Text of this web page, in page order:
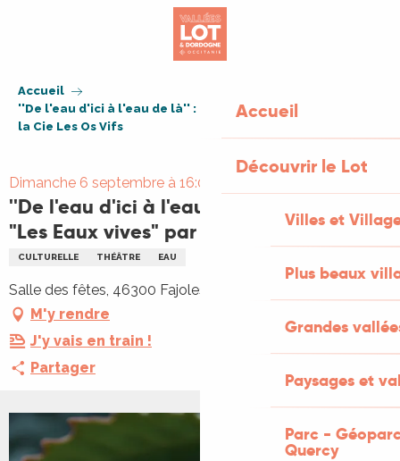
Accueil
Découvrir le Lot
Villes et
Plus beaux
Grandes
Paysages et
Parc -
Quercy
Accueil
''De l'eau d'ici à l'eau de là'' : théâtre "Les Eaux vives" par
la Cie Les Os Vifs
Dimanche 6 septembre à 16:00
''De l'eau d'ici à l'eau de là'' : théâtre
"Les Eaux vives" par la Cie Les Os Vifs
CULTURELLE THÉÂTRE EAU
Salle des fêtes, 46300 Fajoles
M'y rendre
J'y vais en train !
Partager